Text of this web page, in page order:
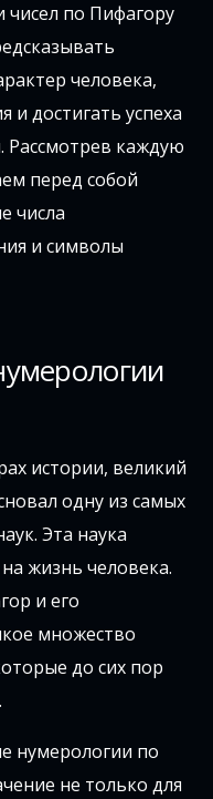
по Пифагору
человека,
достигать успеха
Рассмотрев каждую
перед собой
числа
и символы
истории, великий
одну из самых
Эта наука
жизнь человека.
и его
множество
до сих пор
нумерологии по
не только для